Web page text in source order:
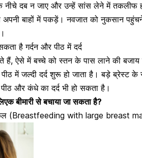
नीचे दब न जाए और उन्हें सांस लेने में तकलीफ
बाहों में पकड़ें। नवजात को नुकसान
है गर्दन और पीठ में दर्द
हैं, ऐसे में बच्चे को स्तन के पास लाने की
में जल्दी दर्द शुरू हो जाता है। बड़े ब्रेस्ट के
और कंधे का दर्द भी हो सकता है।
बीमारी से बचाया जा सकता है?
(Breastfeeding with large breast